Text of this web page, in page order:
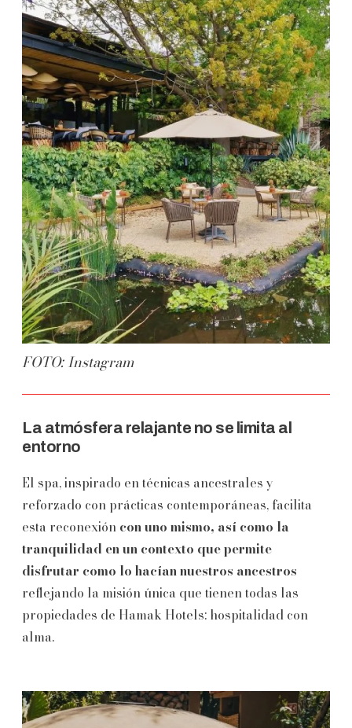
FOTO: Instagram
La atmósfera relajante no se limita al
entorno
El spa, inspirado en técnicas ancestrales y
reforzado con prácticas contemporáneas, facilita
esta reconexión con uno mismo, así como la
tranquilidad en un contexto que permite
disfrutar como lo hacían nuestros ancestros
reflejando la misión única que tienen todas las
propiedades de Hamak Hotels: hospitalidad con
alma.